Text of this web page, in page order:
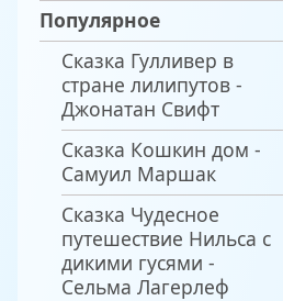
Популярное
Сказка Гулливер в
стране лилипутов -
Джонатан Свифт
Сказка Кошкин дом -
Самуил Маршак
Сказка Чудесное
путешествие Нильса с
дикими гусями -
Сельма Лагерлеф